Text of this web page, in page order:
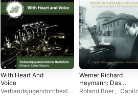
With Heart And
Voice
Verbandsjugendorchester
Werner Richard
Heymann: Das
sinfonische Werk /
Roland Böer、